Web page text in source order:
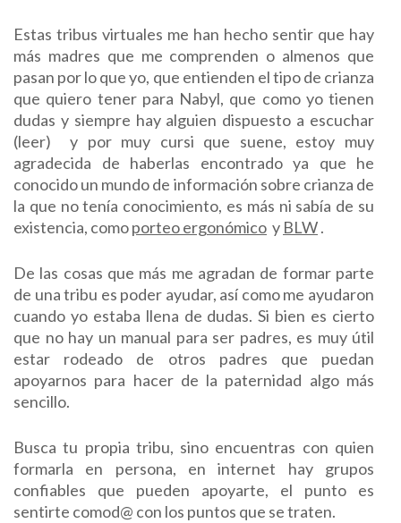
Estas tribus virtuales me han hecho sentir que hay
más madres que me comprenden o almenos que
pasan por lo que yo, que entienden el tipo de crianza
que quiero tener para Nabyl, que como yo tienen
dudas y siempre hay alguien dispuesto a escuchar
(leer) y por muy cursi que suene, estoy muy
agradecida de haberlas encontrado ya que he
conocido un mundo de información sobre crianza de
la que no tenía conocimiento, es más ni sabía de su
existencia, comoporteo ergonómico y BLW.
De las cosas que más me agradan de formar parte
de una tribu es poder ayudar, así como me ayudaron
cuando yo estaba llena de dudas. Si bien es cierto
que no hay un manual para ser padres, es muy útil
estar rodeado de otros padres que puedan
apoyarnos para hacer de la paternidad algo más
sencillo.
Busca tu propia tribu, sino encuentras con quien
formarla en persona, en internet hay grupos
confiables que pueden apoyarte, el punto es
sentirte comod@ con los puntos que se traten.